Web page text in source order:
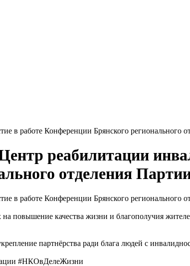
в работе Конференции Брянского регионального
реабилитации
отделения
в работе Конференции Брянского регионального
повышение качества жизни и благополучия
партнёрства ради блага людей с
#НКОвДелеЖизни